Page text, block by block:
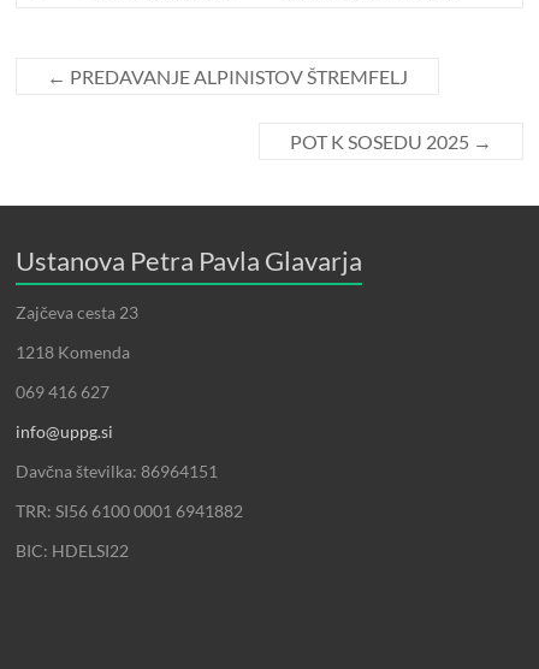
← PREDAVANJE ALPINISTOV ŠTREMFELJ
POT K SOSEDU 2025 →
Ustanova Petra Pavla Glavarja
Zajčeva cesta 23
1218 Komenda
069 416 627
info@uppg.si
Davčna številka: 86964151
TRR: SI56 6100 0001 6941882
BIC: HDELSI22